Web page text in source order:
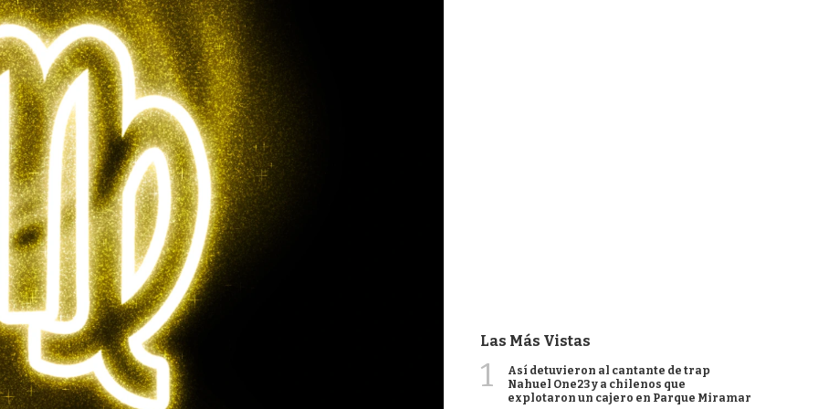
Las Más Vistas
1
Así detuvieron al cantante de trap
Nahuel One23 y a chilenos que
explotaron un cajero en Parque Miramar